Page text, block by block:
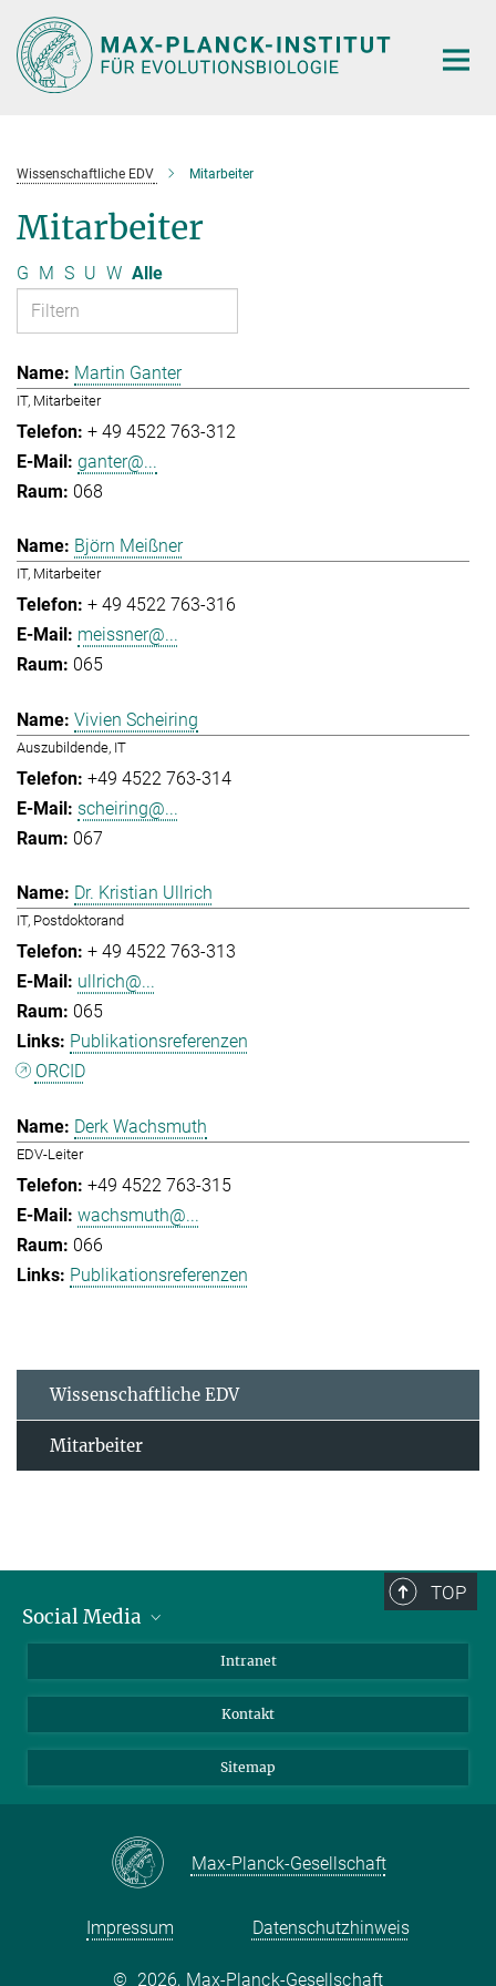
Hauptinhalt
Wissenschaftliche EDV Mitarbeiter
Mitarbeiter
G M S U W Alle
Martin Ganter
IT, Mitarbeiter
+ 49 4522 763-312
ganter@...
068
Björn Meißner
IT, Mitarbeiter
+ 49 4522 763-316
meissner@...
065
Vivien Scheiring
Auszubildende, IT
+49 4522 763-314
scheiring@...
067
Dr. Kristian Ullrich
IT, Postdoktorand
+ 49 4522 763-313
ullrich@...
065
Publikationsreferenzen
ORCID
Derk Wachsmuth
EDV-Leiter
+49 4522 763-315
wachsmuth@...
066
Publikationsreferenzen
Wissenschaftliche EDV
Mitarbeiter
TOP
Social Media
Intranet
Kontakt
Sitemap
Max-Planck-Gesellschaft
Impressum Datenschutzhinweis
© 2026, Max-Planck-Gesellschaft